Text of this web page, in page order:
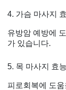
4. 가슴 마사지
유방암 예방에
가 있습니다.
5. 목 마사지 효능
피로회복에 도